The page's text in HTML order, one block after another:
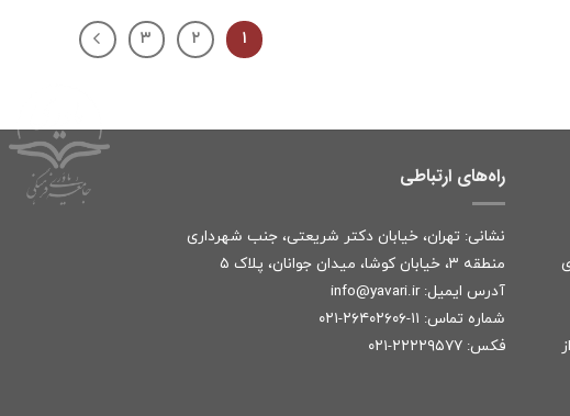
۱ ۲ ۳
راه‌های ارتباطی
نشانی: تهران، خیابان دکتر شریعتی، جنب شهرداری
منطقه ۳، خیابان کوشا، میدان جوانان، پلاک ۵
آدرس ایمیل: info@yavari.ir
شماره تماس: ۱۱-۲۶۴۰۲۶۰۶-۰۲۱
فکس: ۲۲۲۲۹۵۷۷-۰۲۱